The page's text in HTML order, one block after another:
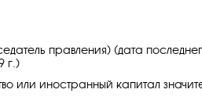
правления) (дата
г.)
или иностранный капитал